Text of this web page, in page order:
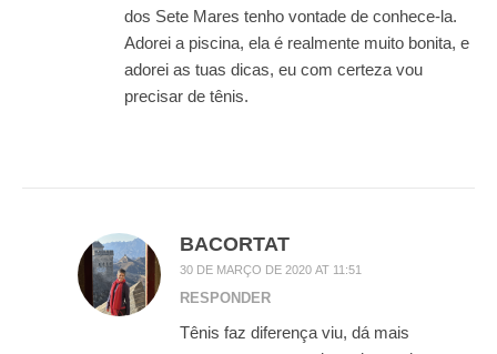
dos Sete Mares tenho vontade de conhece-la.
Adorei a piscina, ela é realmente muito bonita, e
adorei as tuas dicas, eu com certeza vou
precisar de tênis.
BACORTAT
30 DE MARÇO DE 2020 AT 11:51
RESPONDER
Tênis faz diferença viu, dá mais